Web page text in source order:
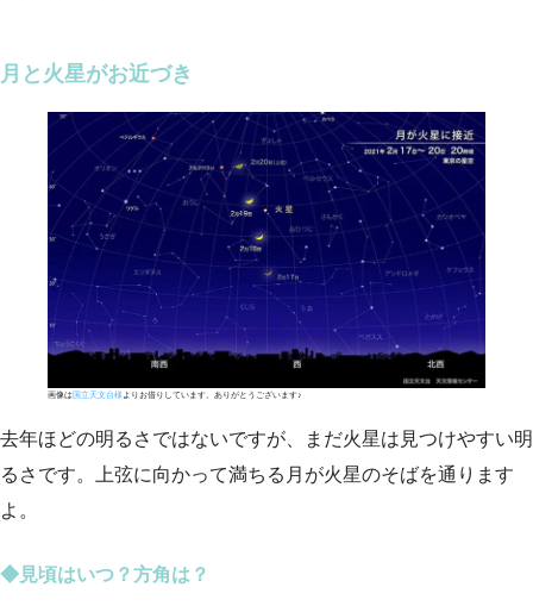
月と火星がお近づき
画像は 国立天文台様 よりお借りしています。ありがとうございます♪
去年ほどの明るさではないですが、まだ火星は見つけやすい明
るさです。上弦に向かって満ちる月が火星のそばを通ります
よ。
◆見頃はいつ？方角は？